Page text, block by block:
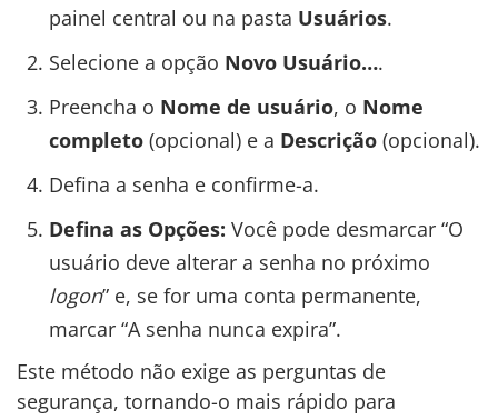
painel central ou na pasta Usuários.
Selecione a opção Novo Usuário….
Preencha o Nome de usuário, o Nome
completo(opcional) e a Descrição(opcional).
Defina a senha e confirme-a.
Defina as Opções: Você pode desmarcar “O
usuário deve alterar a senha no próximo
logon” e, se for uma conta permanente,
marcar “A senha nunca expira”.
Este método não exige as perguntas de
segurança, tornando-o mais rápido para